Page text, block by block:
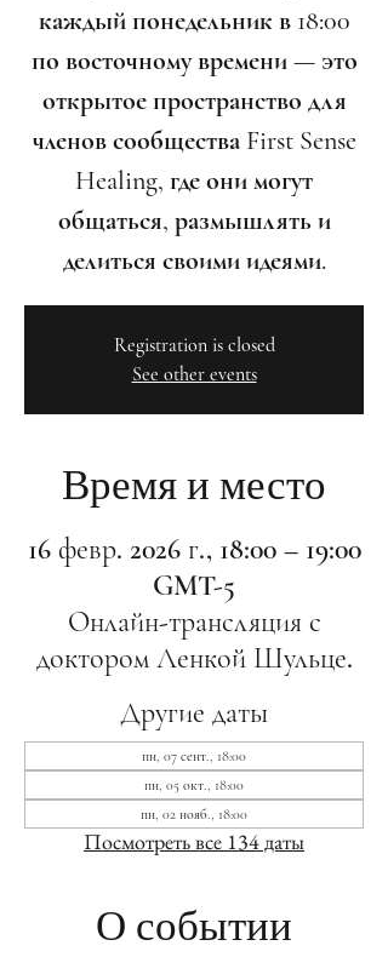
каждый понедельник в 18:00
по восточному времени — это
открытое пространство для
членов сообщества First Sense
Healing, где они могут
общаться, размышлять и
делиться своими идеями.
Registration is closed
See other events
Время и место
16 февр. 2026 г., 18:00 – 19:00
GMT-5
Онлайн-трансляция с
доктором Ленкой Шульце.
Другие даты
пн, 07 сент., 18:00
пн, 05 окт., 18:00
пн, 02 нояб., 18:00
Посмотреть все 134 даты
О событии